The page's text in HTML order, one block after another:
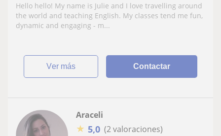
Hello hello! My name is Julie and I love travelling around
the world and teaching English. My classes tend me fun,
dynamic and engaging - m...
ver más Contactar
Araceli
★ 5,0 (2 valoraciones)